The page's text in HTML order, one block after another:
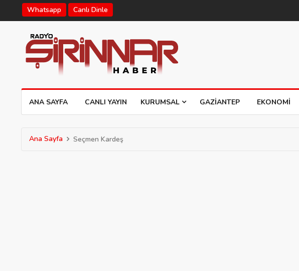
Whatsapp Canlı Dinle
ANA SAYFA CANLI YAYIN KURUMSAL GAZIANTEP EKONOMI
Ana Sayfa Seçmen Kardeş